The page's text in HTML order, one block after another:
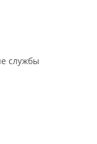
службы